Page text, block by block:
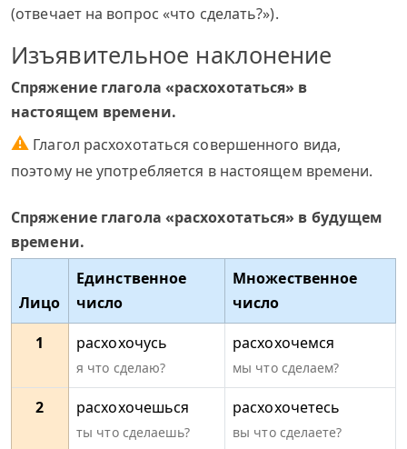
(отвечает на вопрос «что сделать?»).
Изъявительное наклонение
Спряжение глагола «расхохотаться» в
настоящем времени.
⚠ Глагол расхохотаться совершенного вида,
поэтому не употребляется в настоящем времени.
Спряжение глагола «расхохотаться» в будущем
времени.
Лицо
Единственное
число
Множественное
число
1
расхохочусь
я что сделаю?
расхохочемся
мы что сделаем?
2 расхохочешься
ты что сделаешь?
расхохочетесь
вы что сделаете?